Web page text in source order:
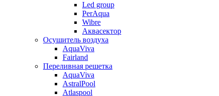
Led group
PerAqua
Wibre
Аквасектор
Осушитель воздуха
AquaViva
Fairland
Переливная решетка
AquaViva
AstralPool
Atlaspool